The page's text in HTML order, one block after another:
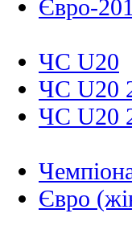
Євро-
ЧС U20
ЧС U20
ЧС U20
Євро